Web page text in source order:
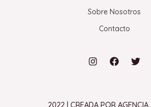
Sobre Nosotros
Contacto
2022 | CREADA POR AGENCIA